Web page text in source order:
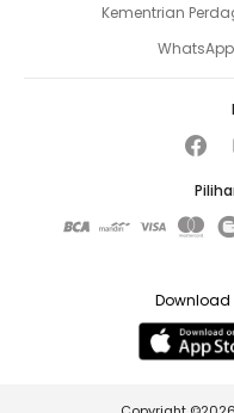
Kementrian